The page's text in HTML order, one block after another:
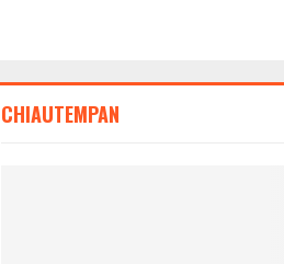
CHIAUTEMPAN